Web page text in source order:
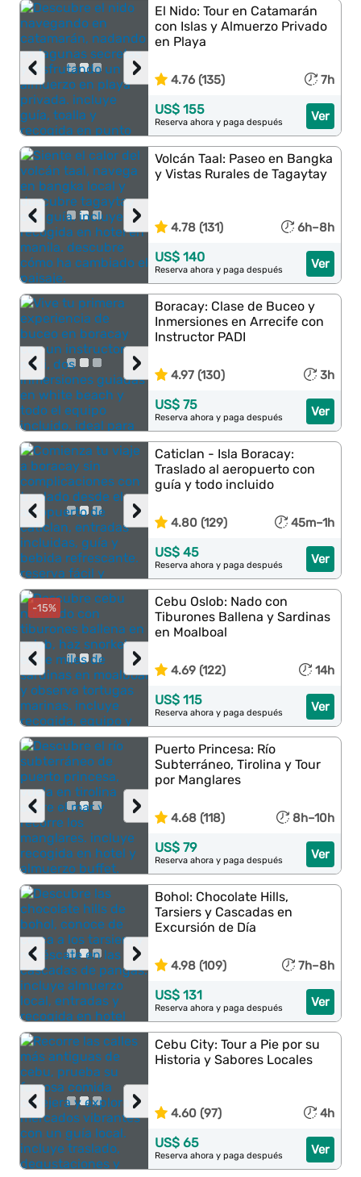
›
‹
El Nido: Tour en Catamarán
con Islas y Almuerzo Privado
en Playa
4.76 (135) 7h
Ver
US$ 155
Reserva ahora y paga después
›
‹
Volcán Taal: Paseo en Bangka
y Vistas Rurales de Tagaytay
4.78 (131) 6h–8h
Ver
US$ 140
Reserva ahora y paga después
›
‹
Boracay: Clase de Buceo y
Inmersiones en Arrecife con
Instructor PADI
4.97 (130) 3h
Ver
US$ 75
Reserva ahora y paga después
›
‹
Caticlan - Isla Boracay:
Traslado al aeropuerto con
guía y todo incluido
4.80 (129) 45m–1h
Ver
US$ 45
Reserva ahora y paga después
-15%
›
‹
Cebu Oslob: Nado con
Tiburones Ballena y Sardinas
en Moalboal
4.69 (122) 14h
Ver
US$ 115
Reserva ahora y paga después
›
‹
Puerto Princesa: Río
Subterráneo, Tirolina y Tour
por Manglares
4.68 (118) 8h–10h
Ver
US$ 79
Reserva ahora y paga después
›
‹
Bohol: Chocolate Hills,
Tarsiers y Cascadas en
Excursión de Día
4.98 (109) 7h–8h
Ver
US$ 131
Reserva ahora y paga después
›
‹
Cebu City: Tour a Pie por su
Historia y Sabores Locales
4.60 (97) 4h
Ver
US$ 65
Reserva ahora y paga después